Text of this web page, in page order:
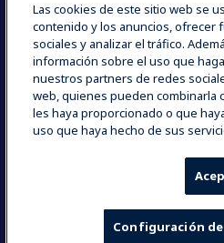
COUNTRY AND
SU SELECCIÓN:
Data Privacy Statement
Términos y
Las cookies de este sitio web se
contenido y los anuncios, ofrecer
sociales y analizar el tráfico.
información sobre el uso que
nuestros partners de redes
web, quienes pueden combinarla
les haya proporcionado o que
uso que haya hecho de sus
Configuración